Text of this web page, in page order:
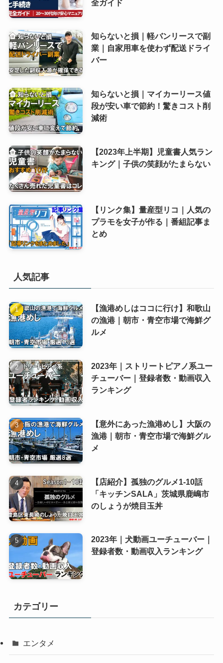
全ガイド
知らないと損｜軽バンリースで副
業｜自家用車を使わず配送ドライ
バー
知らないと損｜マイカーリース値
段が安い車で節約！驚きコスト削
減術
【2023年上半期】児童書人気ラン
キング｜子供の笑顔がたまらない
【リンク集】量産型リコ｜人気の
プラモを女子が作る｜番組記事ま
とめ
人気記事
【漁港めしはココに行け】和歌山
の漁港｜朝市・青空市場で海鮮グ
ルメ
2023年｜ストリートピアノ系ユー
チューバー｜登録者数・動画収入
ランキング
【意外にあった漁港めし】大阪の
漁港｜朝市・青空市場で海鮮グル
メ
【店紹介】孤独のグルメ1-10話
「キッチンSALA」茨城県鹿嶋市
のしょうが焼目玉丼
2023年｜犬動画ユーチューバー｜
登録者数・動画収入ランキング
カテゴリー
エンタメ